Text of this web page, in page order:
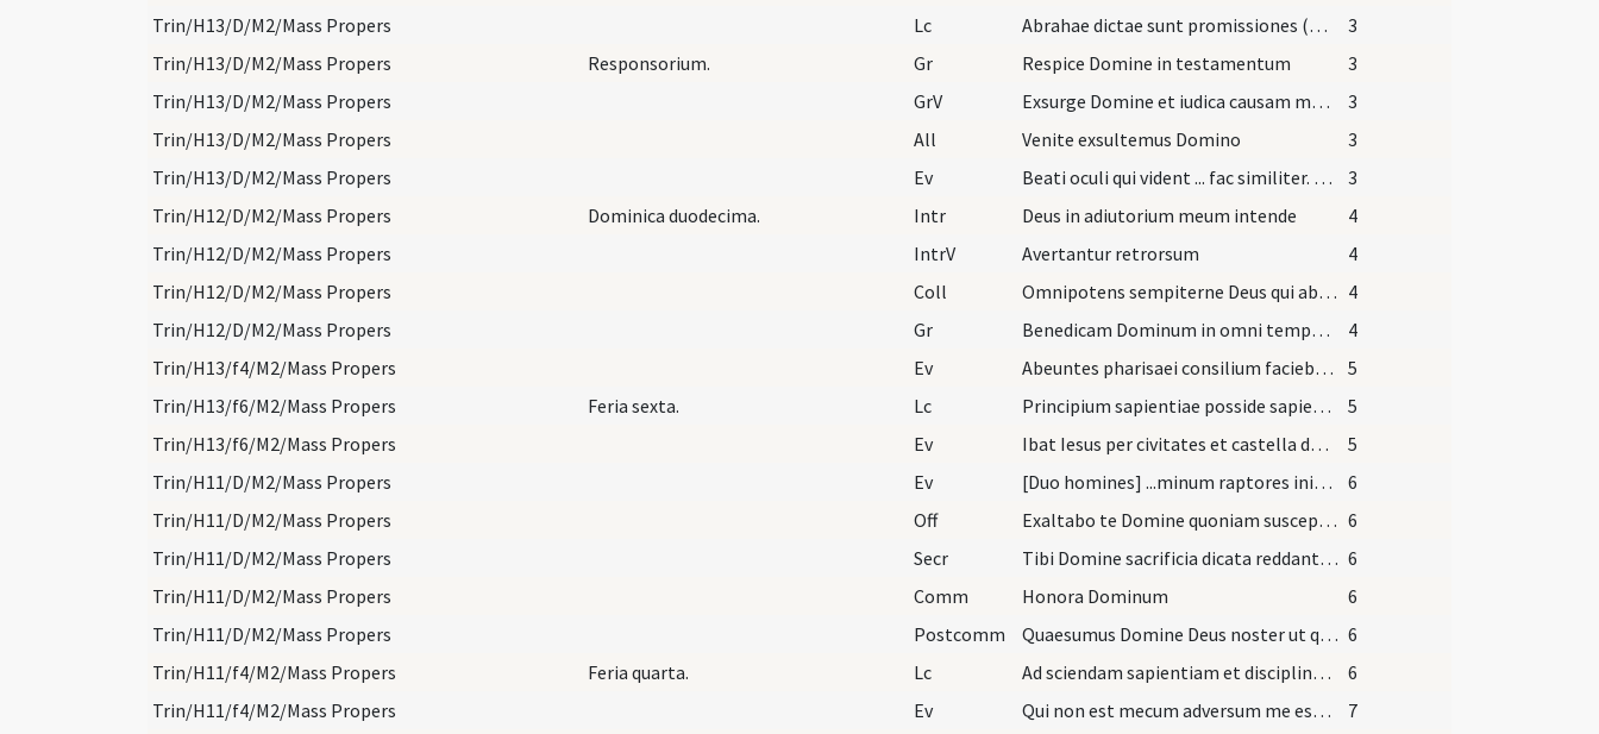
Trin/H13/D/M2/Mass Propers
Lc Abrahae dictae sunt promissiones (G 3)
3
Trin/H13/D/M2/Mass Propers
Responsorium. Gr Respice Domine in testamentum
3
Trin/H13/D/M2/Mass Propers
GrV Exsurge Domine et iudica causam meam
3
Trin/H13/D/M2/Mass Propers
All Venite exsultemus Domino
3
Trin/H13/D/M2/Mass Propers
Ev Beati oculi qui vident ... fac similiter. (L 10)
3
Trin/H12/D/M2/Mass Propers
Dominica duodecima. Intr Deus in adiutorium meum intende
4
Trin/H12/D/M2/Mass Propers
IntrV Avertantur retrorsum
4
Trin/H12/D/M2/Mass Propers
Coll Omnipotens sempiterne Deus qui abundantia pietatis ... oratio non praesumit. 4
Trin/H12/D/M2/Mass Propers
Gr Benedicam Dominum in omni tempore ... semper laus eius in ore meo.
4
Trin/H13/f4/M2/Mass Propers
Ev Abeuntes pharisaei consilium faciebant (Mt 12)
5
Trin/H13/f6/M2/Mass Propers
Feria sexta. Lc Principium sapientiae posside sapientiam et in omni possessione tua acquire prudentiam (Prv 4)
5
Trin/H13/f6/M2/Mass Propers
Ev Ibat Iesus per civitates et castella docens (L 13)
5
Trin/H11/D/M2/Mass Propers
Ev [Duo homines] ...minum raptores iniusti adulteri velut etiam hic publicanus ... humiliat exaltabitur.
6
Trin/H11/D/M2/Mass Propers
Off Exaltabo te Domine quoniam suscepisti me 6
Trin/H11/D/M2/Mass Propers
Secr Tibi Domine sacrificia dicata reddantur ... nostra praestares. 6
Trin/H11/D/M2/Mass Propers
Comm Honora Dominum
6
Trin/H11/D/M2/Mass Propers
Postcomm Quaesumus Domine Deus noster ut quos divinis reparare ... benignus auxiliis. 6
Trin/H11/f4/M2/Mass Propers
Feria quarta. Lc Ad sciendam sapientiam et disciplinam ad intelligenda verba prudentiae (Prv 1)
6
Trin/H11/f4/M2/Mass Propers
Ev Qui non est mecum adversum me est (Mt 12)
7